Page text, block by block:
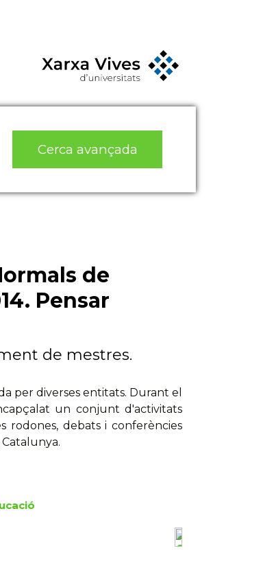
Cerca avançada
de
Pensar
de mestres.
per diverses entitats. Durant el
un conjunt d'activitats
rodones, debats i conferències